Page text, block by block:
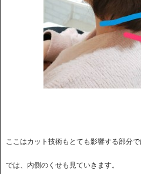
ここはカット技術もとても影響する部分
では、内側のくせも見ていきます。